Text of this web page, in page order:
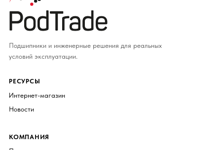
Подшипники и инженерные решения для реальных
условий эксплуатации.
РЕСУРСЫ
Интернет-магазин
Новости
КОМПАНИЯ